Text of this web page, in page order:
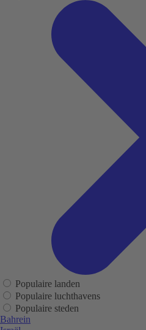
Populaire landen
Populaire luchthavens
Populaire steden
Bahrein